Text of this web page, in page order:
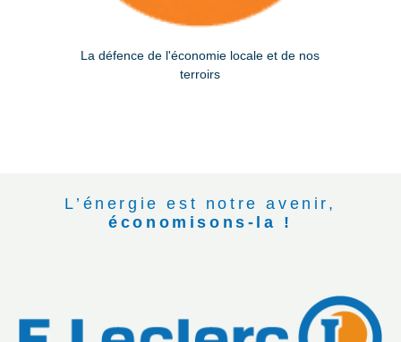
La défence de l'économie locale et de nos
terroirs
L’énergie est notre avenir,
économisons-la !